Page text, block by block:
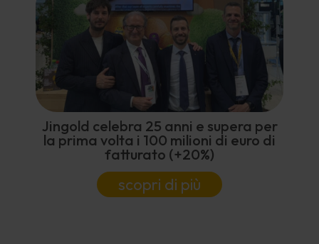
Jingold celebra 25 anni e supera per
la prima volta i 100 milioni di euro di
fatturato (+20%)
scopri di più